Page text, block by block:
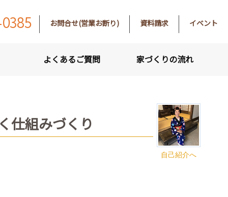
お問合せ(営業お断り) 資料請求 イベント
よくあるご質問 家づくりの流れ
自己紹介へ
仕組みづくり